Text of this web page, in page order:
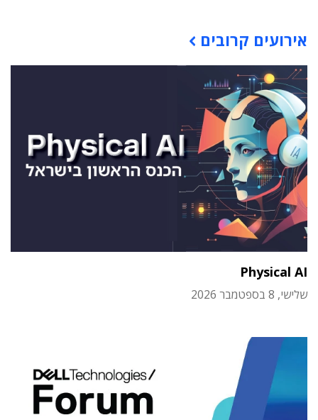
אירועים קרובים
Physical AI
שלישי, 8 בספטמבר 2026